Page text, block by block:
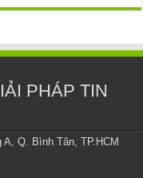
PHÁP TIN
Q. Bình Tân, TP.HCM